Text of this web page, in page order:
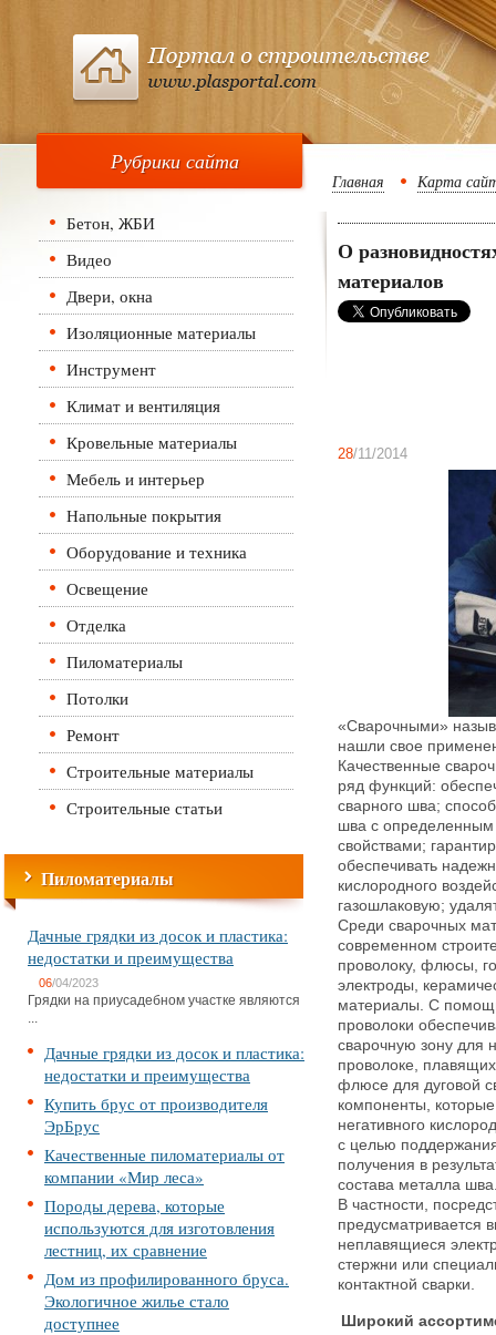
Рубрики сайта
Бетон, ЖБИ
Видео
Двери, окна
Изоляционные материалы
Инструмент
Климат и вентиляция
Кровельные материалы
Мебель и интерьер
Напольные покрытия
Оборудование и техника
Освещение
Отделка
Пиломатериалы
Потолки
Ремонт
Строительные материалы
Строительные статьи
Пиломатериалы
Дачные грядки из досок и пластика:
недостатки и преимущества
06/04/2023
Грядки на приусадебном участке являются
...
Дачные грядки из досок и пластика:
недостатки и преимущества
Купить брус от производителя
ЭрБрус
Качественные пиломатериалы от
компании «Мир леса»
Породы дерева, которые
используются для изготовления
лестниц, их сравнение
Дом из профилированного бруса.
Экологичное жилье стало
доступнее
Главная Карта
О
материалов
28/11/2014
«Сварочными»
нашли свое
Качественные
ряд функций:
сварного шва;
шва с определенным
свойствами;
обеспечивать
кислородного
газошлаковую;
Среди сварочных
современном
проволоку, флюсы,
электроды,
материалы. С
проволоки
сварочную зону для
проволоке,
флюсе для дуговой
компоненты,
негативного
с целью
получения в
состава металла
В частности,
предусматривается
неплавящиеся
стержни или
контактной сварки.
Широкий